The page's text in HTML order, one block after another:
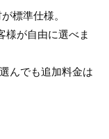
標準仕様。
様が自由に選べま
んでも追加料金は